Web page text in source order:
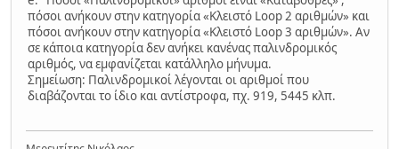
πόσοι ανήκουν στην κατηγορία «Κλειστό Loop 2 αριθμών» και
πόσοι ανήκουν στην κατηγορία «Κλειστό Loop 3 αριθμών». Αν
σε κάποια κατηγορία δεν ανήκει κανένας παλινδρομικός
αριθμός, να εμφανίζεται κατάλληλο μήνυμα.
Σημείωση: Παλινδρομικοί λέγονται οι αριθμοί που
διαβάζονται το ίδιο και αντίστροφα, πχ. 919, 5445 κλπ.